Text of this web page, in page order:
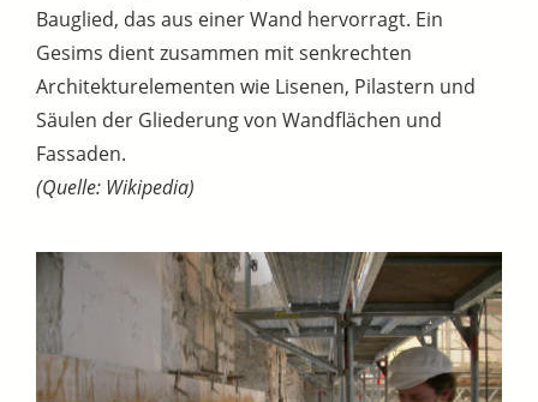
Bauglied, das aus einer Wand hervorragt. Ein
Gesims dient zusammen mit senkrechten
Architekturelementen wie Lisenen, Pilastern und
Säulen der Gliederung von Wandflächen und
Fassaden.
(Quelle: Wikipedia)